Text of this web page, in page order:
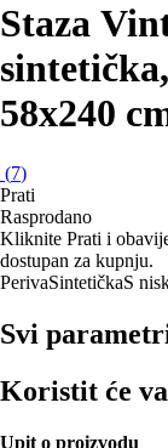
Staza
58x240
(7)
Prati
Rasprodano
Kliknite Prati i
dostupan za kupnju.
PerivaSintetičkaS
Svi
Koristit će
Upit o proizvodu